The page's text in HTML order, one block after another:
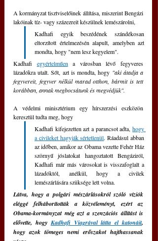
A kormányzat tisztviselőinek állítása, miszerint Bengázi
lakóinak tíz- vagy százezreit készülnek lemészárolni,
Kadhafi egyik beszédének szándékosan
eltorzított értelmezésén alapult, amelyben azt
mondta, hogy "nem lesz kegyelem".
Kadhafi egyértelműen a városban lévő fegyveres
lázadókra utalt. Sőt, azt is mondta, hogy "aki átadja a
fegyvereit, fegyver nélkül marad otthon, bármit is tett
korábban, annak megbocsátunk és megvédjük".
A védelmi minisztérium egy hírszerzési eszközön
keresztül tudta meg, hogy
Kadhafi kifejezetten azt a parancsot adta, hogy
a civileket hagyják sértetlenül. Ráadásul abban
az időben, amikor az Obama vezette Fehér Ház
szörnyű jóslatokat hangoztatott Bengáziról,
Kadhafi már más városokat is visszafoglalt a
lázadóktól, anélkül, hogy a civilek
lemészárlására szüksége lett volna.
Látva, hogy a polgári mészárlásokról szóló víziók
eléggé felháborították a közvéleményt, ezért az
Obama-kormányzat még azt a szenzációs állítást is
elővette, hogy Kadhafi Viagrával látta el katonáit,
hogy azok tömeges nemi erőszakot hajthassanak